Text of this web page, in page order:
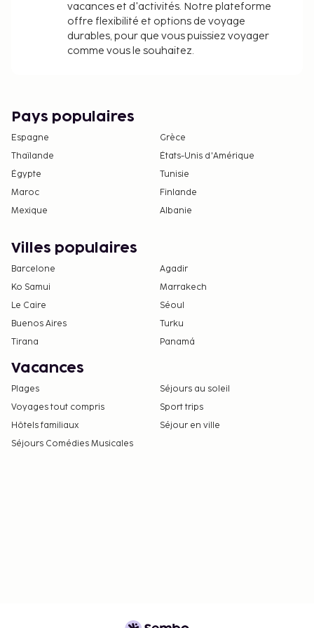
vacances et d'activités. Notre plateforme
offre flexibilité et options de voyage
durables, pour que vous puissiez voyager
comme vous le souhaitez.
Pays populaires
Espagne
Grèce
Thaïlande
États-Unis d'Amérique
Égypte
Tunisie
Maroc
Finlande
Mexique
Albanie
Villes populaires
Barcelone
Agadir
Ko Samui
Marrakech
Le Caire
Séoul
Buenos Aires
Turku
Tirana
Panamá
Vacances
Plages
Séjours au soleil
Voyages tout compris
Sport trips
Hôtels familiaux
Séjour en ville
Séjours Comédies Musicales